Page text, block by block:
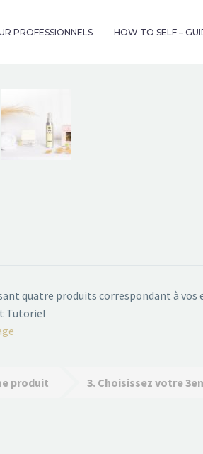
PROFESSIONNELS HOW TO SELF –
quatre produits correspondant à vos
Tutoriel
produit 3 Choisissez votre